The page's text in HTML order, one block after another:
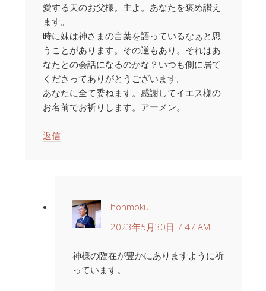
愛する天のお父様。主よ。あなたを褒め讃え
ます。
時に妹は神さまの言葉を語っているなぁと思
うことがあります。その逆もあり。それはあ
なたとの会話になるのかな？いつも側に居て
くださってありがとうございます。
あなたに全て委ねます。感謝してイエス様の
お名前でお祈りします。アーメン。
返信
honmoku
2023年5月30日 7:47 AM
神様の臨在が豊かにありますように祈
っています。